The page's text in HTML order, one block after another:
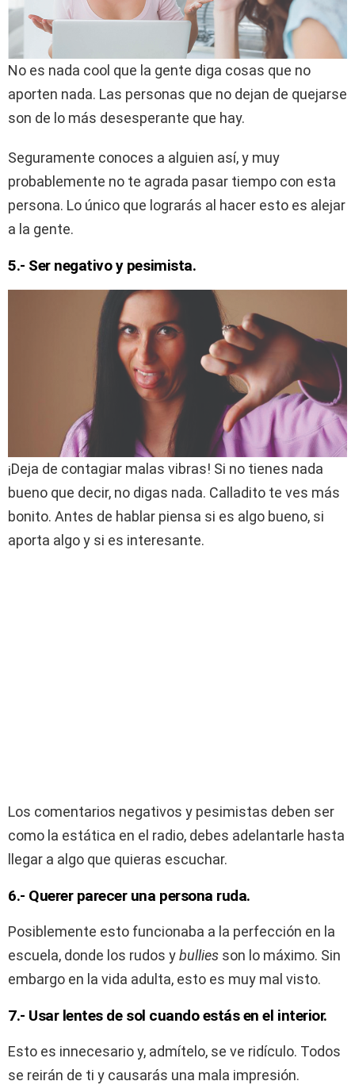
No es nada cool que la gente diga cosas que no
aporten nada. Las personas que no dejan de quejarse
son de lo más desesperante que hay.
Seguramente conoces a alguien así, y muy
probablemente no te agrada pasar tiempo con esta
persona. Lo único que lograrás al hacer esto es alejar
a la gente.
5.- Ser negativo y pesimista.
¡Deja de contagiar malas vibras! Si no tienes nada
bueno que decir, no digas nada. Calladito te ves más
bonito. Antes de hablar piensa si es algo bueno, si
aporta algo y si es interesante.
Los comentarios negativos y pesimistas deben ser
como la estática en el radio, debes adelantarle hasta
llegar a algo que quieras escuchar.
6.- Querer parecer una persona ruda.
Posiblemente esto funcionaba a la perfección en la
escuela, donde los rudos ybullies son lo máximo. Sin
embargo en la vida adulta, esto es muy mal visto.
7.- Usar lentes de sol cuando estás en el interior.
Esto es innecesario y, admítelo, se ve ridículo. Todos
se reirán de ti y causarás una mala impresión.